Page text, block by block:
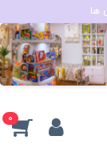
ها
0